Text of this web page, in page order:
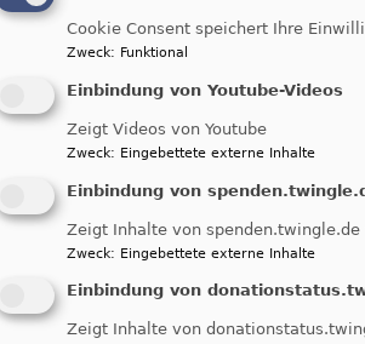
Cookie Consent speichert Ihre
Zweck: Funktional
Einbindung von Youtube-Videos
Zeigt Videos von Youtube
Zweck: Eingebettete externe Inhalte
Einbindung von
Zeigt Inhalte von spenden.twingle.de
Zweck: Eingebettete externe Inhalte
Einbindung von
Zeigt Inhalte von